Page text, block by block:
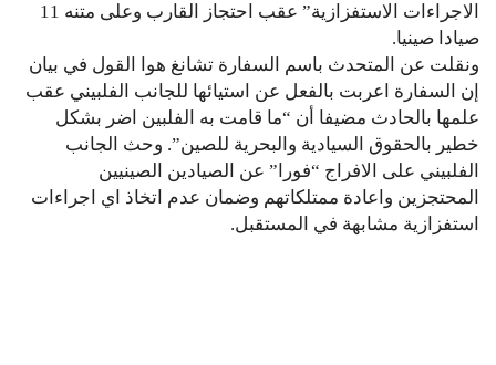
الاجراءات الاستفزازية” عقب احتجاز القارب وعلى متنه 11
صيادا صينيا.
ونقلت عن المتحدث باسم السفارة تشانغ هوا القول في بيان
إن السفارة اعربت بالفعل عن استيائها للجانب الفلبيني عقب
علمها بالحادث مضيفا أن “ما قامت به الفلبين اضر بشكل
خطير بالحقوق السيادية والبحرية للصين”. وحث الجانب
الفلبيني على الافراج “فورا” عن الصيادين الصينيين
المحتجزين واعادة ممتلكاتهم وضمان عدم اتخاذ اي اجراءات
استفزازية مشابهة في المستقبل.